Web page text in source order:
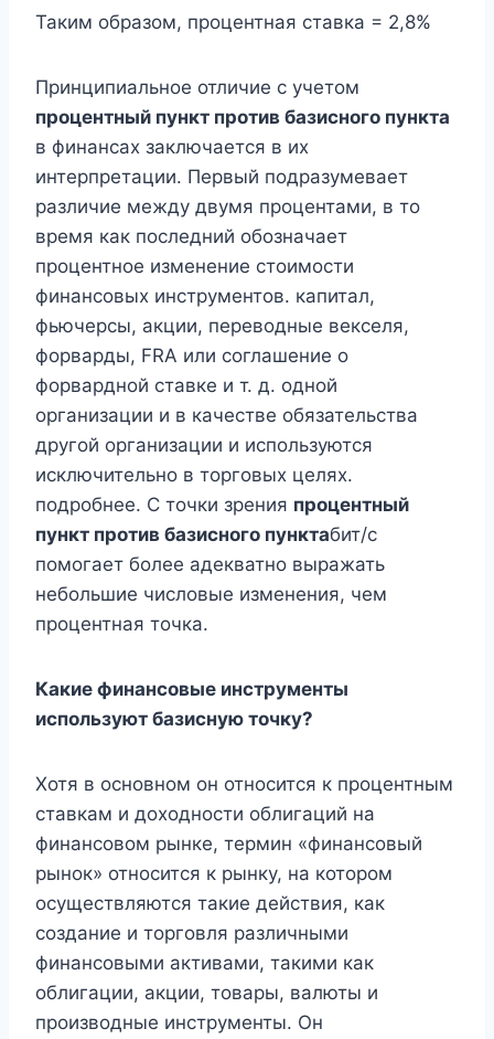
Таким образом, процентная ставка = 2,8%
Принципиальное отличие с учетом
процентный пункт против базисного пункта
в финансах заключается в их
интерпретации. Первый подразумевает
различие между двумя процентами, в то
время как последний обозначает
процентное изменение стоимости
финансовых инструментов. капитал,
фьючерсы, акции, переводные векселя,
форварды, FRA или соглашение о
форвардной ставке и т. д. одной
организации и в качестве обязательства
другой организации и используются
исключительно в торговых целях.
подробнее. С точки зрения процентный
пункт против базисного пунктабит/с
помогает более адекватно выражать
небольшие числовые изменения, чем
процентная точка.
Какие финансовые инструменты
используют базисную точку?
Хотя в основном он относится к процентным
ставкам и доходности облигаций на
финансовом рынке, термин «финансовый
рынок» относится к рынку, на котором
осуществляются такие действия, как
создание и торговля различными
финансовыми активами, такими как
облигации, акции, товары, валюты и
производные инструменты. Он